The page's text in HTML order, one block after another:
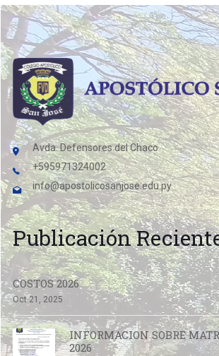
Avda. Defensores del Chaco
+595971324002
info@apostolicosanjose.edu.py
Publicación
COSTOS 2026
Oct 21, 2025
INFORMACION SOBRE
2026